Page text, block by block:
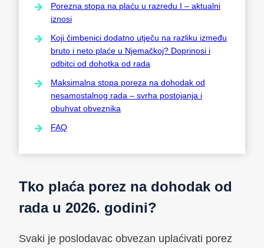
Porezna stopa na plaću u razredu I – aktualni
iznosi
Koji čimbenici dodatno utječu na razliku između
bruto i neto plaće u Njemačkoj? Doprinosi i
odbitci od dohotka od rada
Maksimalna stopa poreza na dohodak od
nesamostalnog rada – svrha postojanja i
obuhvat obveznika
FAQ
Tko plaća porez na dohodak od
rada u 2026. godini?
Svaki je poslodavac obvezan uplaćivati porez